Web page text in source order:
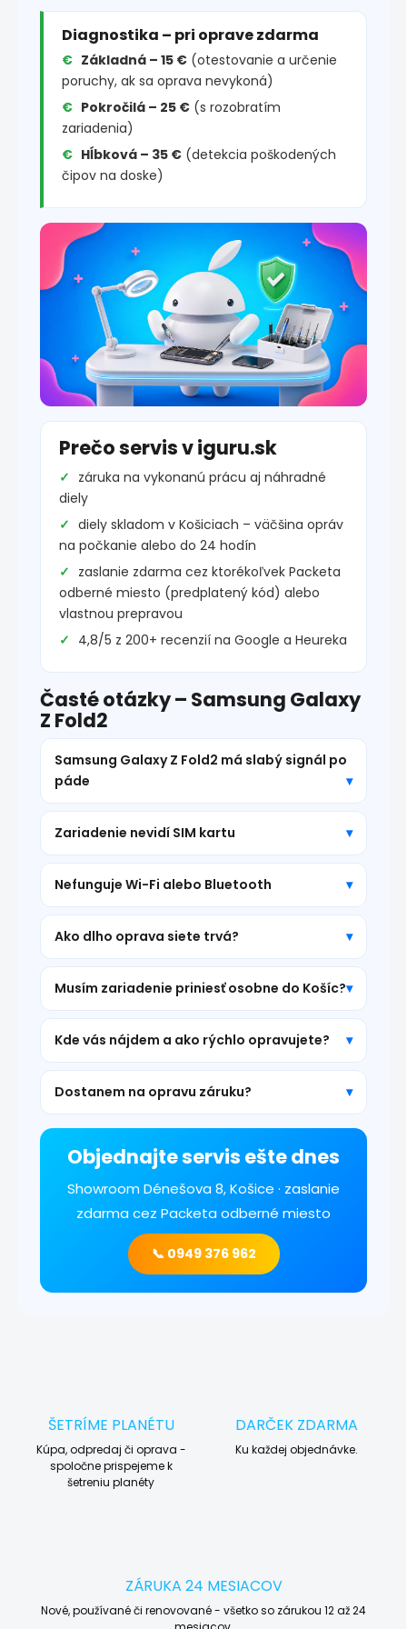
Diagnostika – pri oprave zdarma
Základná – 15 € (otestovanie a určenie
poruchy, ak sa oprava nevykoná)
Pokročilá – 25 € (s rozobratím
zariadenia)
Hĺbková – 35 € (detekcia poškodených
čipov na doske)
Prečo servis v iguru.sk
záruka na vykonanú prácu aj náhradné
diely
diely skladom v Košiciach – väčšina opráv
na počkanie alebo do 24 hodín
zaslanie zdarma cez ktorékoľvek Packeta
odberné miesto (predplatený kód) alebo
vlastnou prepravou
4,8/5 z 200+ recenzií na Google a Heureka
Časté otázky – Samsung Galaxy
Z Fold2
Samsung Galaxy Z Fold2 má slabý signál po
páde
Zariadenie nevidí SIM kartu
Nefunguje Wi-Fi alebo Bluetooth
Ako dlho oprava siete trvá?
Musím zariadenie priniesť osobne do Košíc?
Kde vás nájdem a ako rýchlo opravujete?
Dostanem na opravu záruku?
Objednajte servis ešte dnes
Showroom Dénešova 8, Košice · zaslanie
zdarma cez Packeta odberné miesto
📞 0949 376 962
ŠETRÍME PLANÉTU
Kúpa, odpredaj či oprava -
spoločne prispejeme k
šetreniu planéty
DARČEK ZDARMA
Ku každej objednávke.
ZÁRUKA 24 MESIACOV
Nové, používané či renovované - všetko so zárukou 12 až 24